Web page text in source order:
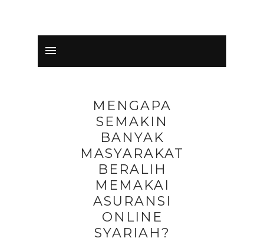
MENGAPA
SEMAKIN
BANYAK
MASYARAKAT
BERALIH
MEMAKAI
ASURANSI
ONLINE
SYARIAH?